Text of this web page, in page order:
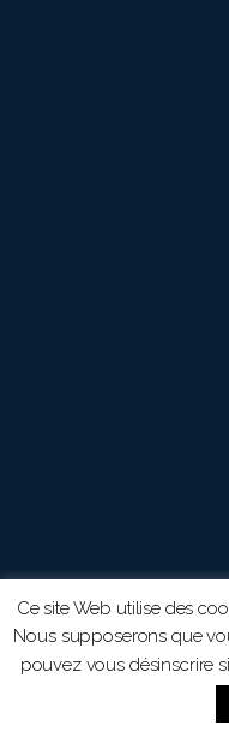
Ce site Web utilise des
Nous supposerons que
pouvez vous désinscrire